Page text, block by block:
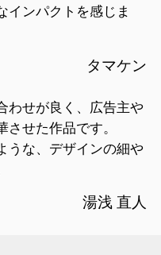
インパクトを感じま
タマケン
わせが良く、広告主や
せた作品です。
うな、デザインの細や
湯浅 直人